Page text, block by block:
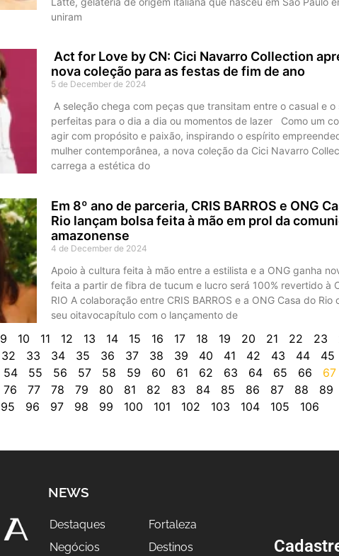
uniram
Act for Love by CN: Cici Navarro Collection
nova coleção para as festas de fim de ano
5 de December de 2024
A seleção chega com peças que transitam entre o casual e o
perfeitas para o dia a dia ou momentos de lazer Como um
agir com propósito e paixão, inspirando o espírito
mulher contemporânea, a nova coleção da Cici Navarro
carrega a estética do
Em 8º ano de parceria, CRIS BARROS e ONG
Rio lançam bolsa feita à mão em prol da
amazonense
4 de December de 2024
Apoio à cultura feita à mão entre a estilista e a ONG ganha
feita a partir de fibra de tucum e lucro será 100% revertido à
RIO A colaboração entre CRIS BARROS e a ONG Casa do Rio
seu oitavocapítulo com o lançamento de
9 10 11 12 13 14 15 16 17 18 19 20 21 22 23
32 33 34 35 36 37 38 39 40 41 42 43 44 45
54 55 56 57 58 59 60 61 62 63 64 65 66 67
76 77 78 79 80 81 82 83 84 85 86 87 88 89
95 96 97 98 99 100 101 102 103 104 105 106
NEWS
Destaques
Negócios
Fortaleza
Destinos